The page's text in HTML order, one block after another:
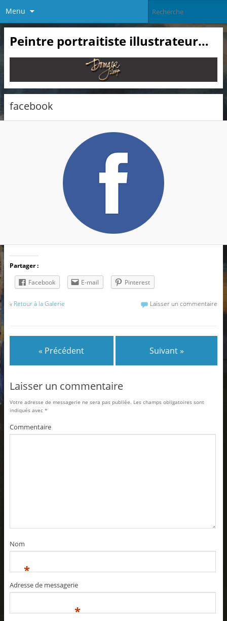
Menu
Peintre portraitiste illustrateur…
facebook
Partager :
Facebook
E-mail Pinterest
« Retour à la Galerie Laisser un commentaire
« Précédent Suivant »
Laisser un commentaire
Votre adresse de messagerie ne sera pas publiée. Les champs obligatoires sont
indiqués avec *
Commentaire
Nom
*
Adresse de messagerie
*